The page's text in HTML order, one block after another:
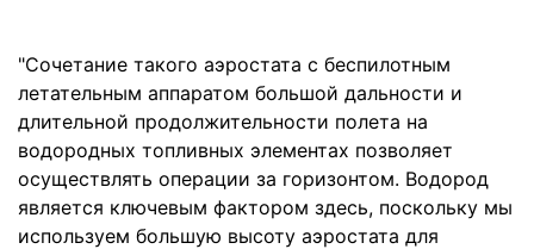
"Сочетание такого аэростата с беспилотным
летательным аппаратом большой дальности и
длительной продолжительности полета на
водородных топливных элементах позволяет
осуществлять операции за горизонтом. Водород
является ключевым фактором здесь, поскольку мы
используем большую высоту аэростата для